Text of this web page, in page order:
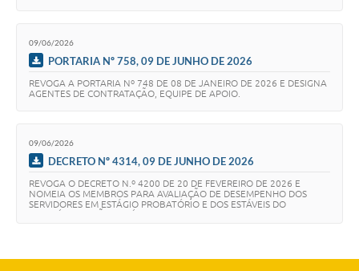
09/06/2026
PORTARIA Nº 758, 09 DE JUNHO DE 2026
REVOGA A PORTARIA Nº 748 DE 08 DE JANEIRO DE 2026 E DESIGNA
AGENTES DE CONTRATAÇÃO, EQUIPE DE APOIO.
09/06/2026
DECRETO Nº 4314, 09 DE JUNHO DE 2026
REVOGA O DECRETO N.º 4200 DE 20 DE FEVEREIRO DE 2026 E
NOMEIA OS MEMBROS PARA AVALIAÇÃO DE DESEMPENHO DOS
SERVIDORES EM ESTÁGIO PROBATÓRIO E DOS ESTÁVEIS DO